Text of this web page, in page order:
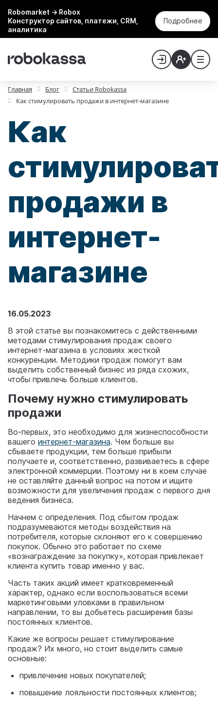
Robomarket → Robox
Конструктор сайтов, платежи, CRM,
аналитика
Подробнее
Главная Блог
Статьи Robokassa
Как стимулировать продажи в интернет-магазине
Как
продажи в
интернет-
магазине
16.05.2023
В этой статье вы познакомитесь с действенными
методами стимулирования продаж своего
интернет-магазина в условиях жесткой
конкуренции. Методики продаж помогут вам
выделить собственный бизнес из ряда схожих,
чтобы привлечь больше клиентов.
Почему нужно стимулировать
продажи
Во-первых, это необходимо для жизнеспособности
вашего интернет-магазина. Чем больше вы
сбываете продукции, тем больше прибыли
получаете и, соответственно, развиваетесь в сфере
электронной коммерции. Поэтому ни в коем случае
не оставляйте данный вопрос на потом и ищите
возможности для увеличения продаж с первого дня
ведения бизнеса.
Начнем с определения. Под сбытом продаж
подразумеваются методы воздействия на
потребителя, которые склоняют его к совершению
покупок. Обычно это работает по схеме
«вознаграждение за покупку», которая привлекает
клиента купить товар именно у вас.
Часть таких акций имеет кратковременный
характер, однако если воспользоваться всеми
маркетинговыми уловками в правильном
направлении, то вы добьетесь расширения базы
постоянных клиентов.
Какие же вопросы решает стимулирование
продаж? Их много, но стоит выделить самые
основные:
привлечение новых покупателей;
повышение лояльности постоянных клиентов;